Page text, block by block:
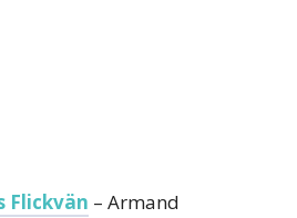
Flickvän – Armand